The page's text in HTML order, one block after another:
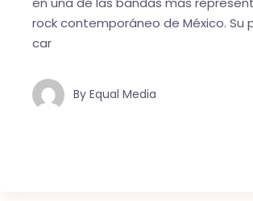
rock contemporáneo de México. Su
car
By Equal Media